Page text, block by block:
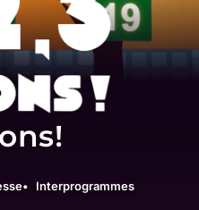
Interprogrammes